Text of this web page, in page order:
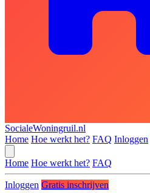
SocialeWoningruil.nl
Home Hoe werkt het? FAQ Inloggen
Home Hoe werkt het? FAQ
Inloggen Gratis inschrijven